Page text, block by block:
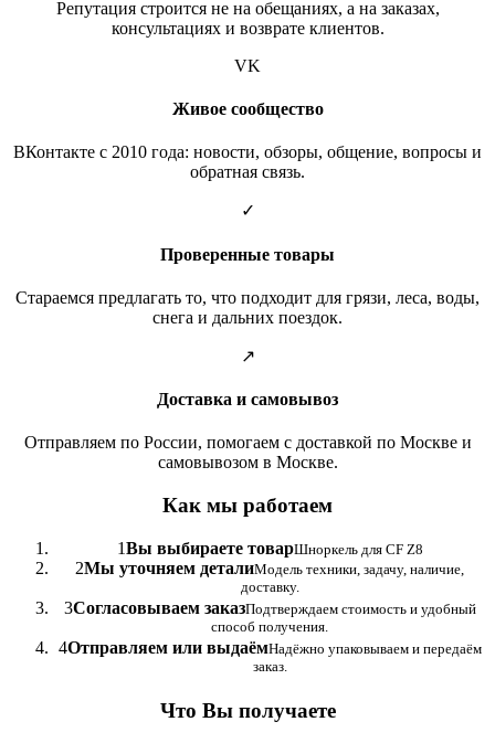
Репутация строится не на обещаниях, а на заказах,
консультациях и возврате клиентов.
VK
Живое сообщество
ВКонтакте с 2010 года: новости, обзоры, общение, вопросы и
обратная связь.
✓
Проверенные товары
Стараемся предлагать то, что подходит для грязи, леса, воды,
снега и дальних поездок.
↗
Доставка и самовывоз
Отправляем по России, помогаем с доставкой по Москве и
самовывозом в Москве.
Как мы работаем
1Вы выбираете товарШноркель для CF Z8
2Мы уточняем деталиМодель техники, задачу, наличие,
доставку.
3Согласовываем заказПодтверждаем стоимость и удобный
способ получения.
4Отправляем или выдаёмНадёжно упаковываем и передаём
заказ.
Что Вы получаете